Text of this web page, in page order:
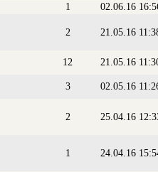
1
02.06.16
2 21.05.16
12
21.05.16
3
02.05.16
2 25.04.16
1 24.04.16